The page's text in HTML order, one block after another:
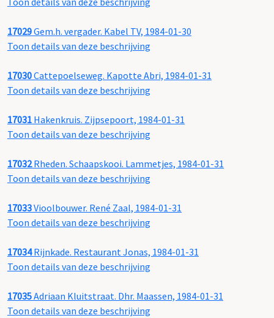
17029Gem.h. vergader. Kabel TV, 1984-01-30
Toon details van deze beschrijving
17030Cattepoelseweg. Kapotte Abri, 1984-01-31
Toon details van deze beschrijving
17031 Hakenkruis. Zijpsepoort, 1984-01-31
Toon details van deze beschrijving
17032Rheden. Schaapskooi. Lammetjes, 1984-01-31
Toon details van deze beschrijving
17033Vioolbouwer. René Zaal, 1984-01-31
Toon details van deze beschrijving
17034Rijnkade. Restaurant Jonas, 1984-01-31
Toon details van deze beschrijving
17035Adriaan Kluitstraat. Dhr. Maassen, 1984-01-31
Toon details van deze beschrijving